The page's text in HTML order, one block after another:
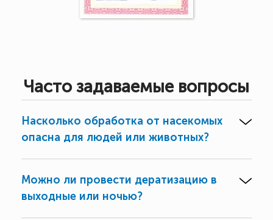
Часто задаваемые вопросы
Насколько обработка от насекомых
опасна для людей или животных?
Можно ли провести дератизацию в
выходные или ночью?